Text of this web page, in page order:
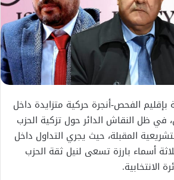
الفحص-أنجرة حركية متزايدة داخل
ظل النقاش الدائر حول تزكية الحزب
المقبلة، حيث يجري التداول داخل
أسماء بارزة تسعى لنيل ثقة الحزب
الانتخابية.